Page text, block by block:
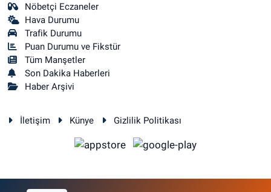
Nöbetçi Eczaneler
Hava Durumu
Trafik Durumu
Puan Durumu ve Fikstür
Tüm Manşetler
Son Dakika Haberleri
Haber Arşivi
İletişim Künye Gizlilik Politikası